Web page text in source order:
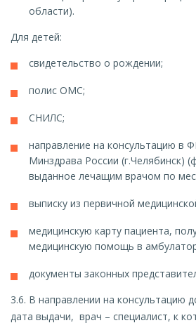
области).
Для детей:
свидетельство о рождении;
полис ОМС;
СНИЛС;
направление на консультацию в
Минздрава России (г.Челябинск)
выданное лечащим врачом по
выписку из первичной
медицинскую карту пациента,
медицинскую помощь в
документы законных
3.6. В направлении на консультацию
дата выдачи, врач – специалист, к